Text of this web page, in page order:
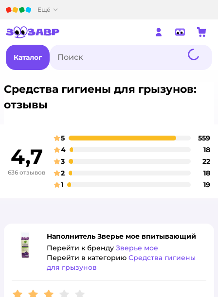
Ещё
Каталог
Средства гигиены для грызунов:
отзывы
4,7
636 отзывов
оценка
5 559
оценка
4 18
оценка
3 22
оценка
2 18
оценка
1 19
Наполнитель Зверье мое впитывающий
Перейти к бренду Зверье мое
Перейти в категорию Средства гигиены
для грызунов
Рейтинг:3